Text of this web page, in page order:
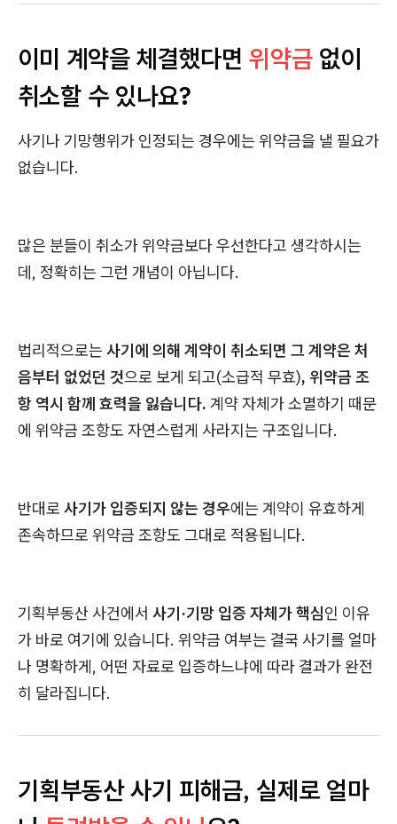
이미 계약을 체결했다면 위약금 없이
취소할 수 있나요?
사기나 기망행위가 인정되는 경우에는 위약금을 낼 필요가
없습니다.
많은 분들이 취소가 위약금보다 우선한다고 생각하시는
데, 정확히는 그런 개념이 아닙니다.
법리적으로는 사기에 의해 계약이 취소되면 그 계약은 처
음부터 없었던 것으로 보게 되고(소급적 무효), 위약금 조
항 역시 함께 효력을 잃습니다. 계약 자체가 소멸하기 때문
에 위약금 조항도 자연스럽게 사라지는 구조입니다.
반대로 사기가 입증되지 않는 경우에는 계약이 유효하게
존속하므로 위약금 조항도 그대로 적용됩니다.
기획부동산 사건에서 사기·기망 입증 자체가 핵심인 이유
가 바로 여기에 있습니다. 위약금 여부는 결국 사기를 얼마
나 명확하게, 어떤 자료로 입증하느냐에 따라 결과가 완전
히 달라집니다.
기획부동산 사기 피해금, 실제로 얼마